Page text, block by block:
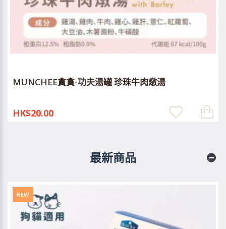
MUNCHEE貪貪-功夫湯罐 珍珠牛肉燉湯
HK$20.00
最新商品
NEW